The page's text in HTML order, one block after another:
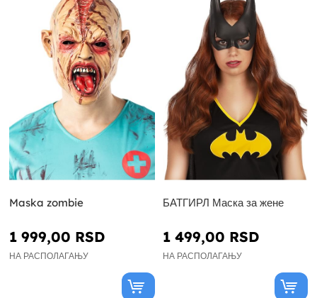
Maska zombie
1 999,00 RSD
НА РАСПОЛАГАЊУ
БАТГИРЛ Маска за жене
1 499,00 RSD
НА РАСПОЛАГАЊУ